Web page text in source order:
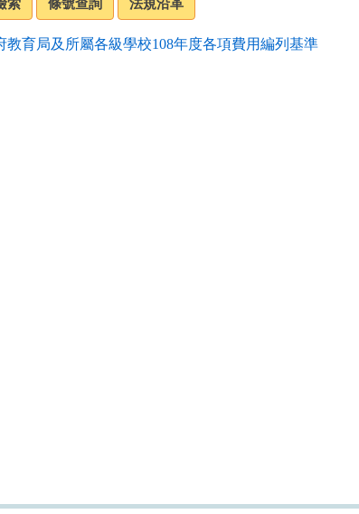
教育局及所屬各級學校108年度各項費用編列基準